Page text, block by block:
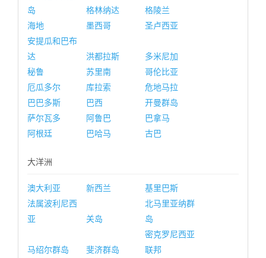
岛
格林纳达
格陵兰
海地
墨西哥
圣卢西亚
安提瓜和巴布
达
洪都拉斯
多米尼加
秘鲁
苏里南
哥伦比亚
厄瓜多尔
库拉索
危地马拉
巴巴多斯
巴西
开曼群岛
萨尔瓦多
阿鲁巴
巴拿马
阿根廷
巴哈马 古巴
大洋洲
澳大利亚 新西兰
基里巴斯
法属波利尼西
亚
关岛
北马里亚纳群
岛
马绍尔群岛 斐济群岛
密克罗尼西亚
联邦